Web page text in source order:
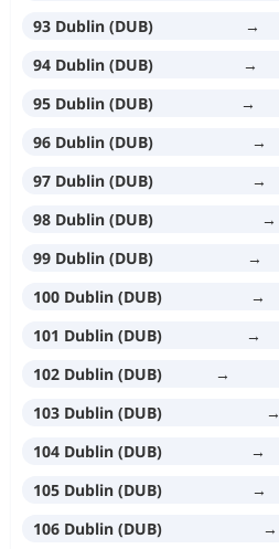
93 Dublin (DUB)
→
94 Dublin (DUB)
→
95 Dublin (DUB)
→
96 Dublin (DUB)
→
97 Dublin (DUB)
→
98 Dublin (DUB)
→
99 Dublin (DUB)
→
100 Dublin (DUB)
→
101 Dublin (DUB)
→
102 Dublin (DUB)
→
103 Dublin (DUB)
→
104 Dublin (DUB)
→
105 Dublin (DUB)
→
106 Dublin (DUB)
→